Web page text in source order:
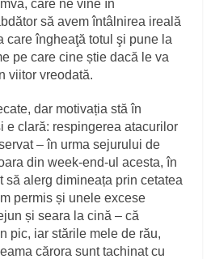
care ne vine în
să avem întâlnirea ireală
care îngheaţă totul şi pune la
pe care cine știe dacă le va
viitor vreodată.
dar motivația stă în
e clară: respingerea atacurilor
– în urma sejurului de
din week-end-ul acesta, în
să alerg dimineața prin cetatea
permis și unele excese
și seara la cină – că
pic, iar stările mele de rău,
cărora sunt tachinat cu